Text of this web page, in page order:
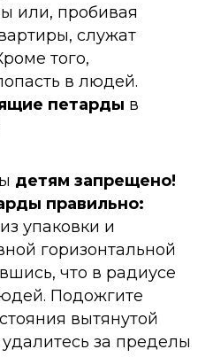
или, пробивая
служат
того,
в людей.
петарды в
детям запрещено!
правильно:
упаковки и
горизонтальной
что в радиусе
Подожгите
вытянутой
за пределы